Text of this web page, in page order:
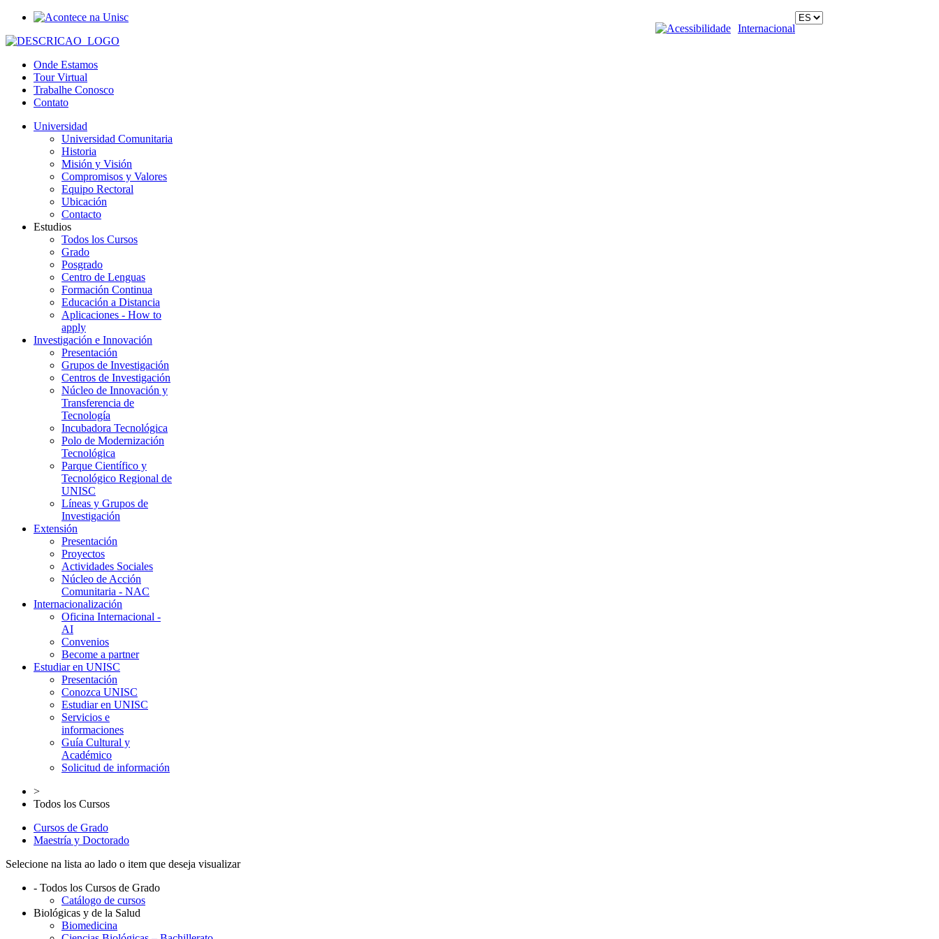
Acessibilidade Internacional
Onde Estamos
Tour Virtual
Trabalhe Conosco
Contato
Universidad
Universidad Comunitaria
Historia
Misión y Visión
Compromisos y Valores
Equipo Rectoral
Ubicación
Contacto
Estudios
Todos los Cursos
Grado
Posgrado
Centro de Lenguas
Formación Continua
Educación a Distancia
Aplicaciones - How to
apply
Investigación e Innovación
Presentación
Grupos de Investigación
Centros de Investigación
Núcleo de Innovación y
Transferencia de
Tecnología
Incubadora Tecnológica
Polo de Modernización
Tecnológica
Parque Científico y
Tecnológico Regional de
UNISC
Líneas y Grupos de
Investigación
Extensión
Presentación
Proyectos
Actividades Sociales
Núcleo de Acción
Comunitaria - NAC
Internacionalización
Oficina Internacional -
AI
Convenios
Become a partner
Estudiar en UNISC
Presentación
Conozca UNISC
Estudiar en UNISC
Servicios e
informaciones
Guía Cultural y
Académico
Solicitud de información
>
Todos los Cursos
Cursos de Grado
Maestría y Doctorado
Selecione na lista ao lado o item que deseja visualizar
- Todos los Cursos de Grado
Catálogo de cursos
Biológicas y de la Salud
Biomedicina